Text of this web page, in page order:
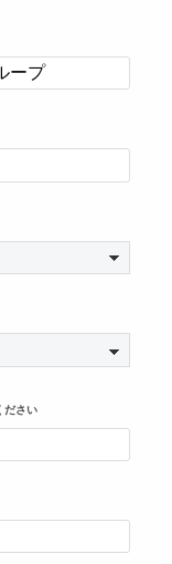
ださい